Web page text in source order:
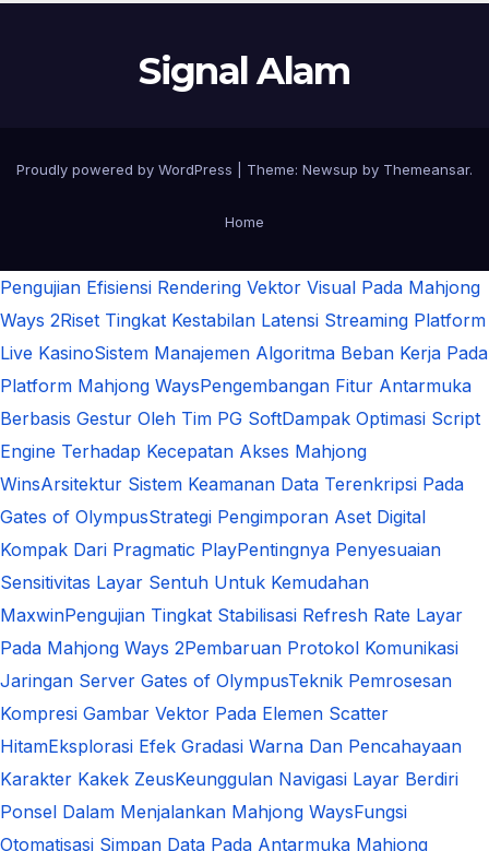
Signal Alam
Proudly powered by WordPress Theme: Newsup by Themeansar.
Home
Pengujian Efisiensi Rendering Vektor Visual Pada Mahjong
Ways 2Riset Tingkat Kestabilan Latensi Streaming Platform
Live KasinoSistem Manajemen Algoritma Beban Kerja Pada
Platform Mahjong WaysPengembangan Fitur Antarmuka
Berbasis Gestur Oleh Tim PG SoftDampak Optimasi Script
Engine Terhadap Kecepatan Akses Mahjong
WinsArsitektur Sistem Keamanan Data Terenkripsi Pada
Gates of OlympusStrategi Pengimporan Aset Digital
Kompak Dari Pragmatic PlayPentingnya Penyesuaian
Sensitivitas Layar Sentuh Untuk Kemudahan
MaxwinPengujian Tingkat Stabilisasi Refresh Rate Layar
Pada Mahjong Ways 2Pembaruan Protokol Komunikasi
Jaringan Server Gates of OlympusTeknik Pemrosesan
Kompresi Gambar Vektor Pada Elemen Scatter
HitamEksplorasi Efek Gradasi Warna Dan Pencahayaan
Karakter Kakek ZeusKeunggulan Navigasi Layar Berdiri
Ponsel Dalam Menjalankan Mahjong WaysFungsi
Otomatisasi Simpan Data Pada Antarmuka Mahjong